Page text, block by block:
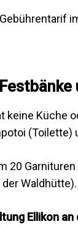
keine Küche
(Toilette)
20
Ellikon an